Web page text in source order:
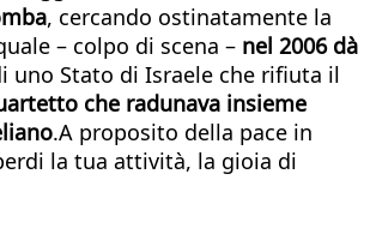
, cercando ostinatamente la
– colpo di scena – nel 2006 dà
uno Stato di Israele che rifiuta il
che radunava insieme
.A proposito della pace in
la tua attività, la gioia di